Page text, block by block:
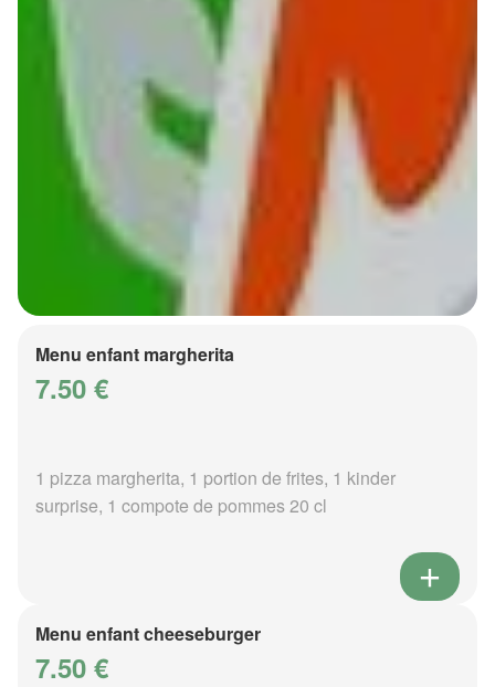
Menu enfant margherita
7.50 €
1 pizza margherita, 1 portion de frites, 1 kinder
surprise, 1 compote de pommes 20 cl
Menu enfant cheeseburger
7.50 €